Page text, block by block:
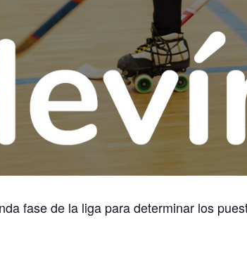
fase de la liga para determinar los